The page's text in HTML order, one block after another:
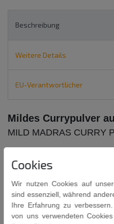
Beschreibung
Weitere Details
EU-Verantwortlicher
Mildes Currypulver
MILD MADRAS CURRY
TRS mildes Madras Currypulver ist
Gewürzen, speziell aus Madras
Cookies
Wir nutzen Cookies auf
sind essenziell, während
Ihre Erfahrung zu
von uns verwendeten